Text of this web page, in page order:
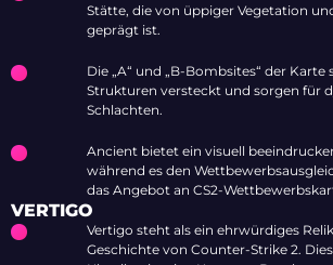
Stätte, die von üppiger Vegetation
geprägt ist.
Die „A“ und „B-Bombsites“ der
Strukturen versteckt und sorgen für
Schlachten.
Ancient bietet ein visuell
während es den
das Angebot an CS2-
VERTIGO
Vertigo steht als ein ehrwürdiges
Geschichte von Counter-Strike 2.